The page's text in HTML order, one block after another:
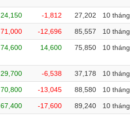
24,150 -1,812 27,202 10 tháng
71,000 -12,696 85,557 10 tháng
74,600 14,600 75,850 10 tháng
29,700 -6,538 37,178 10 tháng
70,800 -13,045 88,580 10 tháng
67,400 -17,600 89,240 10 tháng